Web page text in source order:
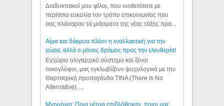
Διαδυκτιακοί μου φίλοι, που υιοθετίσατε με
περίσσια ευκολία τον τρόπο επικοινωνίας που
σας πλάσαραν τα μιάσματα της νέας τάξης πρα...
Αίμα και δάκρυα πλέον η εναλλακτική για την
χώρα, αλλά ο μόνος δρόμος προς την ελευθερία!
Εγχώριο ολιγαρχικό σύστημα και ξένοι
τοκογλύφοι, μας εγκλωβίζουν ψυχολογικά με την
Θαρτσερική προπαγάνδα TINA (There Is No
Alternative). ...
Μνημόνια: Ποια μέτρα επιβλήθηκαν, ποιοι μας